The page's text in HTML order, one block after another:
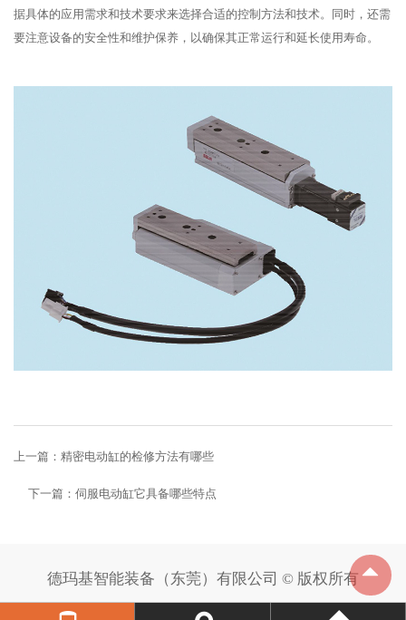
据具体的应用需求和技术要求来选择合适的控制方法和技术。同时，还需
要注意设备的安全性和维护保养，以确保其正常运行和延长使用寿命。
上一篇： 精密电动缸的检修方法有哪些
下一篇： 伺服电动缸它具备哪些特点
德玛基智能装备（东莞）有限公司 © 版权所有